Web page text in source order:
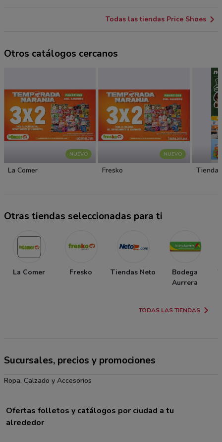
Todas las tiendas Price Shoes
Otros catálogos cercanos
NUEVO
La Comer
NUEVO
Fresko
Otras tiendas seleccionadas para ti
La Comer Fresko Tiendas Neto
Bodega
Aurrera
TODAS LAS TIENDAS
Sucursales, precios y promociones
Ropa, Calzado y Accesorios
Ofertas folletos y catálogos por ciudad a tu
alrededor